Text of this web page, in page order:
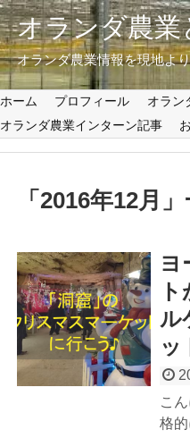
オランダ農
オランダ農業情報を現地よ
ホーム プロフィール オラン
オランダ農業インターン記事
「 2016年12月 」
ヨ
ル
ッ
こ
格